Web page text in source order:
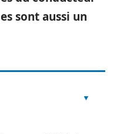
sont aussi un